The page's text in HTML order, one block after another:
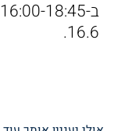
16.6.